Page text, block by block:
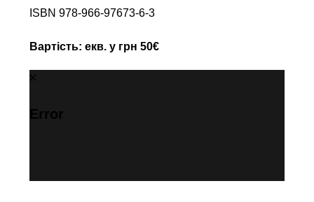
ISBN 978-966-97673-6-3
Вартість: екв. у грн 50€
Error